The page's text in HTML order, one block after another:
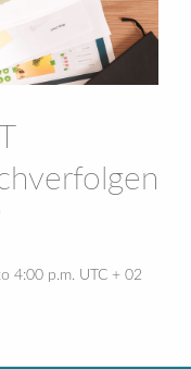
4:00 p.m. UTC + 02